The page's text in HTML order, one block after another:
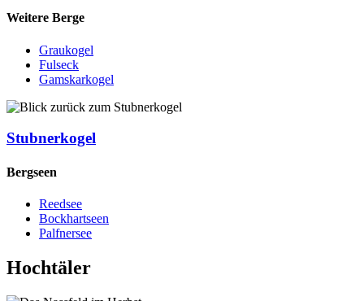
Weitere Berge
Graukogel
Fulseck
Gamskarkogel
Stubnerkogel
Bergseen
Reedsee
Bockhartseen
Palfnersee
Hochtäler